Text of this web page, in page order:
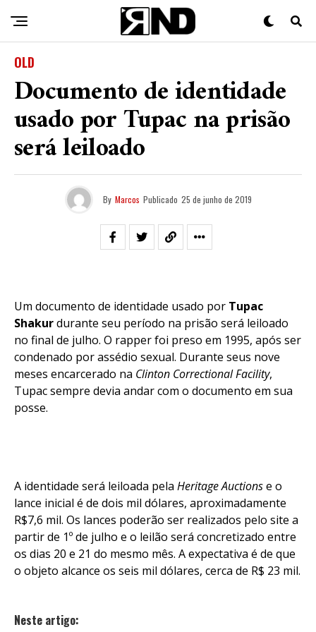
OLD
Documento de identidade
usado por Tupac na prisão
será leiloado
By Marcos Publicado 25 de junho de 2019
Um documento de identidade usado por Tupac
Shakurdurante seu período na prisão será leiloado
no final de julho. O rapper foi preso em 1995, após ser
condenado por assédio sexual. Durante seus nove
meses encarcerado na Clinton Correctional Facility,
Tupac sempre devia andar com o documento em sua
posse.
A identidade será leiloada pela Heritage Auctionse o
lance inicial é de dois mil dólares, aproximadamente
R$7,6 mil. Os lances poderão ser realizados pelo site a
partir de 1º de julho e o leilão será concretizado entre
os dias 20 e 21 do mesmo mês. A expectativa é de que
o objeto alcance os seis mil dólares, cerca de R$ 23 mil.
Neste artigo: